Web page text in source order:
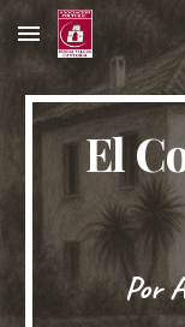
Skip to main
El
Por